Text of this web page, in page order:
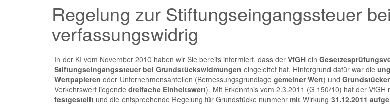
Regelung zur Stiftungseingangssteuer
verfassungswidrig
In der KI vom November 2010 haben wir Sie bereits informiert, dass der VfGH ein
Stiftungseingangssteuer bei Grundstückswidmungen eingeleitet hat. Hintergrund dafür war die
Wertpapieren oder Unternehmensanteilen (Bemessungsgrundlage gemeiner Wert) und
Verkehrswert liegende dreifache Einheitswert). Mit Erkenntnis vom 2.3.2011 (G 150/10) hat der VfGH
festgestellt und die entsprechende Regelung für Grundstücke nunmehr mit Wirkung 31.12.2011